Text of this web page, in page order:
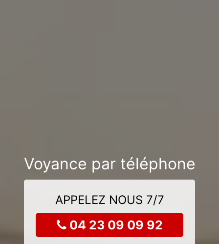
Voyance par téléphone
APPELEZ NOUS 7/7
04 23 09 09 92